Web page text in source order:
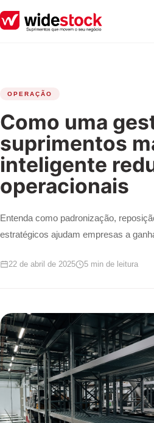
OPERAÇÃO
Como uma
suprimentos
inteligente
operacionais
Entenda como padronização,
estratégicos ajudam empresas a
22 de abril de 2025 5 min de leitura